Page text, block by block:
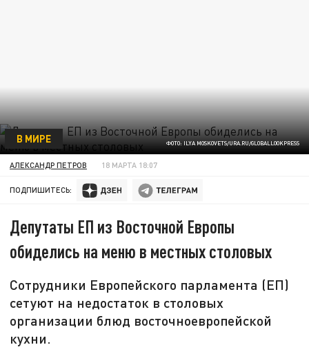
ФОТО: ILYA MOSKOVETS/URA.RU/GLOBALLOOKPRESS
В МИРЕ
АЛЕКСАНДР ПЕТРОВ 18 МАРТА 18:07
ПОДПИШИТЕСЬ:
Депутаты ЕП из Восточной Европы
обиделись на меню в местных столовых
Сотрудники Европейского парламента (ЕП)
сетуют на недостаток в столовых
организации блюд восточноевропейской
кухни.